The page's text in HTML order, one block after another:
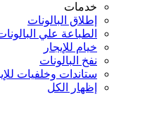
خدمات
إطلاق البالونات
الطباعة علي
خيام للإيجار
نفخ البالونات
ستاندات وخلفيات
إظهار الكل